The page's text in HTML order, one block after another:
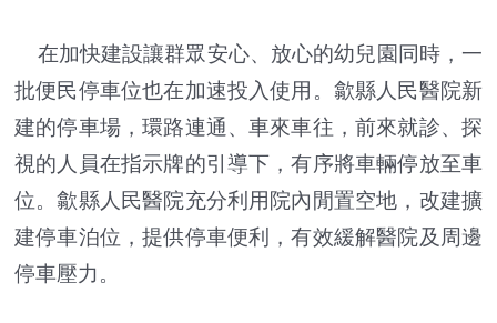
在加快建設讓群眾安心、放心的幼兒園同時，一
批便民停車位也在加速投入使用。歙縣人民醫院新
建的停車場，環路連通、車來車往，前來就診、探
視的人員在指示牌的引導下，有序將車輛停放至車
位。歙縣人民醫院充分利用院內閒置空地，改建擴
建停車泊位，提供停車便利，有效緩解醫院及周邊
停車壓力。